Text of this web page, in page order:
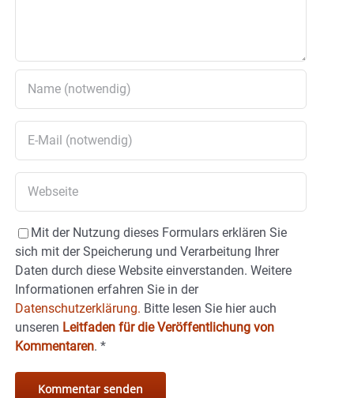
Mit der Nutzung dieses Formulars erklären Sie
sich mit der Speicherung und Verarbeitung Ihrer
Daten durch diese Website einverstanden. Weitere
Informationen erfahren Sie in der
Datenschutzerklärung. Bitte lesen Sie hier auch
unseren Leitfaden für die Veröffentlichung von
Kommentaren. *